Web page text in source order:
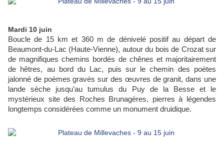
Mardi 10 juin
Boucle de 15 km et 360 m de dénivelé positif au départ de
Beaumont-du-Lac (Haute-Vienne), autour du bois de Crozat sur
de magnifiques chemins bordés de chênes et majoritairement
de hêtres, au bord du Lac, puis sur le chemin des poètes
jalonné de poèmes gravés sur des œuvres de granit, dans une
lande sèche jusqu’au tumulus du Puy de la Besse et le
mystérieux site des Roches Brunagères, pierres à légendes
longtemps considérées comme un monument druidique.